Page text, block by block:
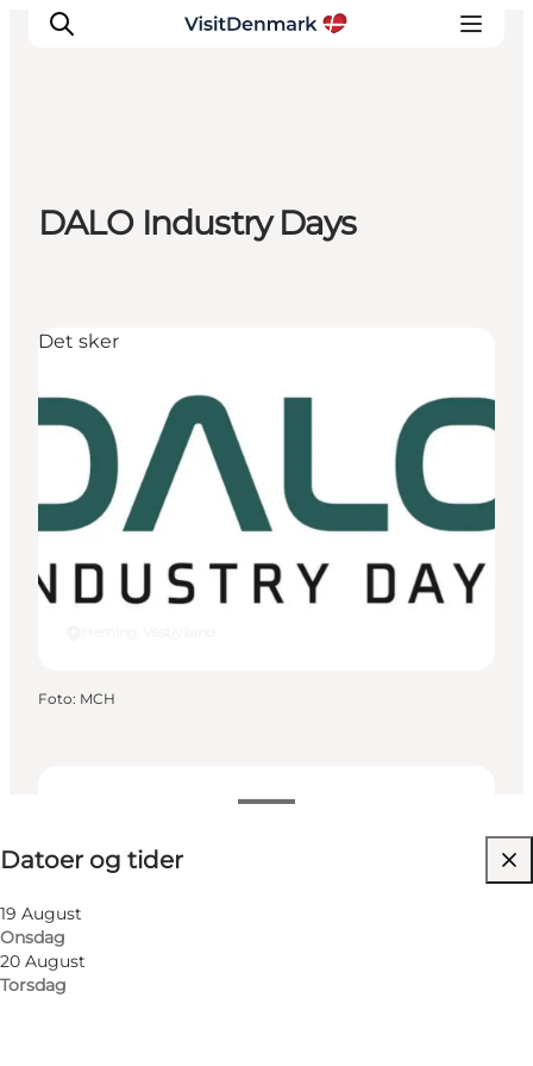
Inspiration
Destinationer
Planlæg ferien
DALO Industry Days
Datoer og tider
19 August
Onsdag
20 August
Torsdag
Besøg hjemmeside
Det sker
Foto: MCH